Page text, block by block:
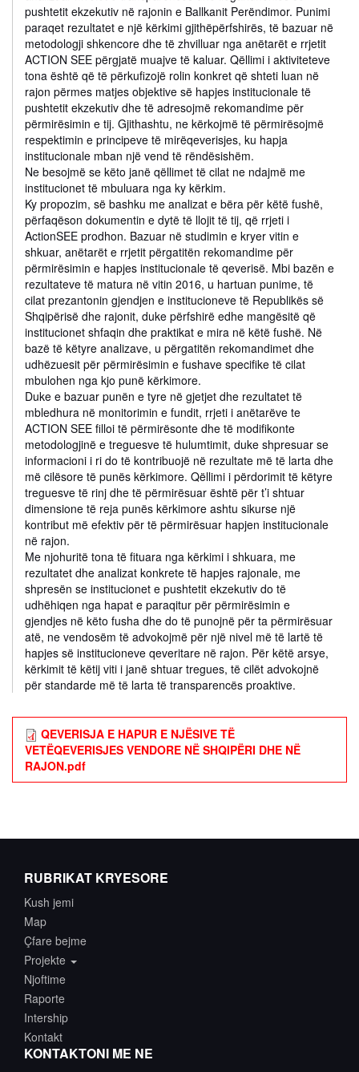
pushtetit ekzekutiv në rajonin e Ballkanit Perëndimor. Punimi
paraqet rezultatet e një kërkimi gjithëpërfshirës, të bazuar në
metodologji shkencore dhe të zhvilluar nga anëtarët e rrjetit
ACTION SEE përgjatë muajve të kaluar. Qëllimi i aktiviteteve
tona është që të përkufizojë rolin konkret që shteti luan në
rajon përmes matjes objektive së hapjes institucionale të
pushtetit ekzekutiv dhe të adresojmë rekomandime për
përmirësimin e tij. Gjithashtu, ne kërkojmë të përmirësojmë
respektimin e principeve të mirëqeverisjes, ku hapja
institucionale mban një vend të rëndësishëm.
Ne besojmë se këto janë qëllimet të cilat ne ndajmë me
institucionet të mbuluara nga ky kërkim.
Ky propozim, së bashku me analizat e bëra për këtë fushë,
përfaqëson dokumentin e dytë të llojit të tij, që rrjeti i
ActionSEE prodhon. Bazuar në studimin e kryer vitin e
shkuar, anëtarët e rrjetit përgatitën rekomandime për
përmirësimin e hapjes institucionale të qeverisë. Mbi bazën e
rezultateve të matura në vitin 2016, u hartuan punime, të
cilat prezantonin gjendjen e institucioneve të Republikës së
Shqipërisë dhe rajonit, duke përfshirë edhe mangësitë që
institucionet shfaqin dhe praktikat e mira në këtë fushë. Në
bazë të këtyre analizave, u përgatitën rekomandimet dhe
udhëzuesit për përmirësimin e fushave specifike të cilat
mbulohen nga kjo punë kërkimore.
Duke e bazuar punën e tyre në gjetjet dhe rezultatet të
mbledhura në monitorimin e fundit, rrjeti i anëtarëve te
ACTION SEE filloi të përmirësonte dhe të modifikonte
metodologjinë e treguesve të hulumtimit, duke shpresuar se
informacioni i ri do të kontribuojë në rezultate më të larta dhe
më cilësore të punës kërkimore. Qëllimi i përdorimit të këtyre
treguesve të rinj dhe të përmirësuar është për t’i shtuar
dimensione të reja punës kërkimore ashtu sikurse një
kontribut më efektiv për të përmirësuar hapjen institucionale
në rajon.
Me njohuritë tona të fituara nga kërkimi i shkuara, me
rezultatet dhe analizat konkrete të hapjes rajonale, me
shpresën se institucionet e pushtetit ekzekutiv do të
udhëhiqen nga hapat e paraqitur për përmirësimin e
gjendjes në këto fusha dhe do të punojnë për ta përmirësuar
atë, ne vendosëm të advokojmë për një nivel më të lartë të
hapjes së institucioneve qeveritare në rajon. Për këtë arsye,
kërkimit të këtij viti i janë shtuar tregues, të cilët advokojnë
për standarde më të larta të transparencës proaktive.
QEVERISJA E HAPUR E NJËSIVE TË
VETËQEVERISJES VENDORE NË SHQIPËRI DHE NË
RAJON.pdf
RUBRIKAT KRYESORE
Kush jemi
Map
Çfare bejme
Projekte
Njoftime
Raporte
Intership
Kontakt
KONTAKTONI ME NE